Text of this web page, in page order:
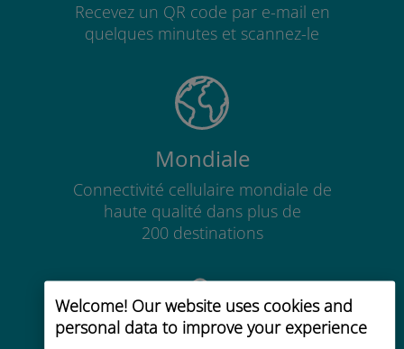
Welcome! Our website uses cookies and
personal data to improve your experience
Recevez un QR code par e-mail en
quelques minutes et scannez-le
Mondiale
Connectivité cellulaire mondiale de
haute qualité dans plus de
200 destinations